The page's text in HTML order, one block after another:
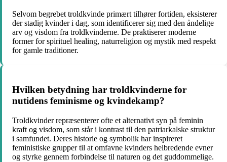
Selvom begrebet troldkvinde primært tilhører fortiden, eksisterer
der stadig kvinder i dag, som identificerer sig med den åndelige
arv og visdom fra troldkvinderne. De praktiserer moderne
former for spirituel healing, naturreligion og mystik med respekt
for gamle traditioner.
Hvilken betydning har troldkvinderne for
nutidens feminisme og kvindekamp?
Troldkvinder repræsenterer ofte et alternativt syn på feminin
kraft og visdom, som står i kontrast til den patriarkalske struktur
i samfundet. Deres historie og symbolik har inspireret
feministiske grupper til at omfavne kvinders helbredende evner
og styrke gennem forbindelse til naturen og det guddommelige.